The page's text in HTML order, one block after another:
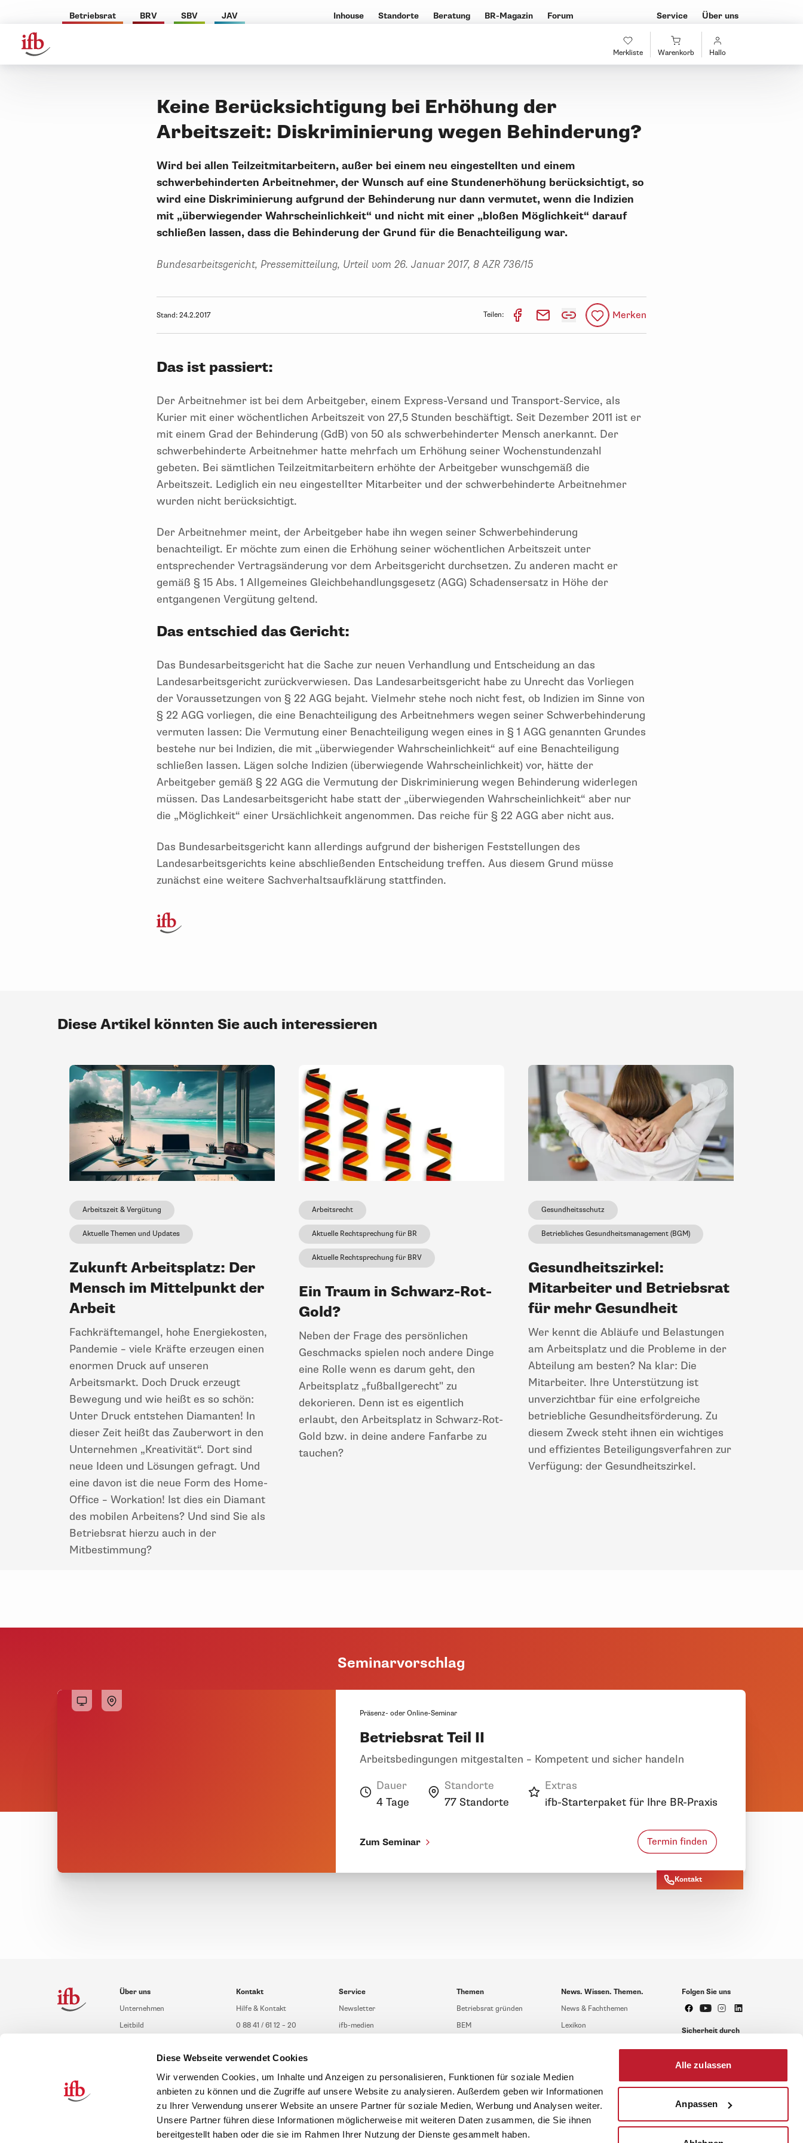
Diese Webseite verwendet Cookies
Wir verwenden Cookies, um Inhalte und Anzeigen zu personalisieren, Funktionen für soziale Medien
anbieten zu können und die Zugriffe auf unsere Website zu analysieren. Außerdem geben wir Informationen
zu Ihrer Verwendung unserer Website an unsere Partner für soziale Medien, Werbung und Analysen weiter.
Unsere Partner führen diese Informationen möglicherweise mit weiteren Daten zusammen, die Sie ihnen
bereitgestellt haben oder die sie im Rahmen Ihrer Nutzung der Dienste gesammelt haben.
Alle zulassen
Anpassen
Merkliste Warenkorb Hallo
Betriebsrat BRV SBV JAV Inhouse Standorte Beratung BR-Magazin Forum Service Über uns
Keine Berücksichtigung bei Erhöhung der
Arbeitszeit: Diskriminierung wegen Behinderung?
Wird bei allen Teilzeitmitarbeitern, außer bei einem neu eingestellten und einem
schwerbehinderten Arbeitnehmer, der Wunsch auf eine Stundenerhöhung berücksichtigt, so
wird eine Diskriminierung aufgrund der Behinderung nur dann vermutet, wenn die Indizien
mit „überwiegender Wahrscheinlichkeit“ und nicht mit einer „bloßen Möglichkeit“ darauf
schließen lassen, dass die Behinderung der Grund für die Benachteiligung war.
Bundesarbeitsgericht, Pressemitteilung, Urteil vom 26. Januar 2017, 8 AZR 736/15
Stand: 24.2.2017 Teilen: Merken
Das ist passiert:
Der Arbeitnehmer ist bei dem Arbeitgeber, einem Express-Versand und Transport-Service, als
Kurier mit einer wöchentlichen Arbeitszeit von 27,5 Stunden beschäftigt. Seit Dezember 2011 ist er
mit einem Grad der Behinderung (GdB) von 50 als schwerbehinderter Mensch anerkannt. Der
schwerbehinderte Arbeitnehmer hatte mehrfach um Erhöhung seiner Wochenstundenzahl
gebeten. Bei sämtlichen Teilzeitmitarbeitern erhöhte der Arbeitgeber wunschgemäß die
Arbeitszeit. Lediglich ein neu eingestellter Mitarbeiter und der schwerbehinderte Arbeitnehmer
wurden nicht berücksichtigt.
Der Arbeitnehmer meint, der Arbeitgeber habe ihn wegen seiner Schwerbehinderung
benachteiligt. Er möchte zum einen die Erhöhung seiner wöchentlichen Arbeitszeit unter
entsprechender Vertragsänderung vor dem Arbeitsgericht durchsetzen. Zu anderen macht er
gemäß § 15 Abs. 1 Allgemeines Gleichbehandlungsgesetz (AGG) Schadensersatz in Höhe der
entgangenen Vergütung geltend.
Das entschied das Gericht:
Das Bundesarbeitsgericht hat die Sache zur neuen Verhandlung und Entscheidung an das
Landesarbeitsgericht zurückverwiesen. Das Landesarbeitsgericht habe zu Unrecht das Vorliegen
der Voraussetzungen von § 22 AGG bejaht. Vielmehr stehe noch nicht fest, ob Indizien im Sinne von
§ 22 AGG vorliegen, die eine Benachteiligung des Arbeitnehmers wegen seiner Schwerbehinderung
vermuten lassen: Die Vermutung einer Benachteiligung wegen eines in § 1 AGG genannten Grundes
bestehe nur bei Indizien, die mit „überwiegender Wahrscheinlichkeit“ auf eine Benachteiligung
schließen lassen. Lägen solche Indizien (überwiegende Wahrscheinlichkeit) vor, hätte der
Arbeitgeber gemäß § 22 AGG die Vermutung der Diskriminierung wegen Behinderung widerlegen
müssen. Das Landesarbeitsgericht habe statt der „überwiegenden Wahrscheinlichkeit“ aber nur
die „Möglichkeit“ einer Ursächlichkeit angenommen. Das reiche für § 22 AGG aber nicht aus.
Das Bundesarbeitsgericht kann allerdings aufgrund der bisherigen Feststellungen des
Landesarbeitsgerichts keine abschließenden Entscheidung treffen. Aus diesem Grund müsse
zunächst eine weitere Sachverhaltsaufklärung stattfinden.
Diese Artikel könnten Sie auch interessieren
Arbeitszeit & Vergütung
Aktuelle Themen und Updates
Zukunft Arbeitsplatz: Der
Mensch im Mittelpunkt der
Arbeit
Fachkräftemangel, hohe Energiekosten,
Pandemie – viele Kräfte erzeugen einen
enormen Druck auf unseren
Arbeitsmarkt. Doch Druck erzeugt
Bewegung und wie heißt es so schön:
Unter Druck entstehen Diamanten! In
dieser Zeit heißt das Zauberwort in den
Unternehmen „Kreativität“. Dort sind
neue Ideen und Lösungen gefragt. Und
eine davon ist die neue Form des Home-
Office – Workation! Ist dies ein Diamant
des mobilen Arbeitens? Und sind Sie als
Betriebsrat hierzu auch in der
Mitbestimmung?
Arbeitsrecht
Aktuelle Rechtsprechung für BR
Aktuelle Rechtsprechung für BRV
Ein Traum in Schwarz-Rot-
Gold?
Neben der Frage des persönlichen
Geschmacks spielen noch andere Dinge
eine Rolle wenn es darum geht, den
Arbeitsplatz „fußballgerecht" zu
dekorieren. Denn ist es eigentlich
erlaubt, den Arbeitsplatz in Schwarz-Rot-
Gold bzw. in deine andere Fanfarbe zu
tauchen?
Gesundheitsschutz
Betriebliches Gesundheitsmanagement (BGM)
Gesundheitszirkel:
Mitarbeiter und Betriebsrat
für mehr Gesundheit
Wer kennt die Abläufe und Belastungen
am Arbeitsplatz und die Probleme in der
Abteilung am besten? Na klar: Die
Mitarbeiter. Ihre Unterstützung ist
unverzichtbar für eine erfolgreiche
betriebliche Gesundheitsförderung. Zu
diesem Zweck steht ihnen ein wichtiges
und effizientes Beteiligungsverfahren zur
Verfügung: der Gesundheitszirkel.
Seminarvorschlag
Präsenz- oder Online-Seminar
Betriebsrat Teil II
Arbeitsbedingungen mitgestalten – Kompetent und sicher handeln
Dauer
4 Tage
Standorte
77 Standorte
Extras
ifb-Starterpaket für Ihre BR-Praxis
Zum Seminar Termin finden
Kontakt
Über uns
Unternehmen
Leitbild
Gute Gründe für das ifb
Kontakt
Hilfe & Kontakt
0 88 41 / 61 12 – 20
Übersicht Beratung
Schulungsberatung
Inhouseberatung
Service
Newsletter
ifb-medien
Downloads & Formulare
FAQ
ifb-App Betriebsrat360
Themen
Betriebsrat gründen
BEM
SBV-Wahl
JAV-Wahl
News. Wissen. Themen.
News & Fachthemen
Lexikon
BR-Magazin
Forum
Folgen Sie uns
Sicherheit durch